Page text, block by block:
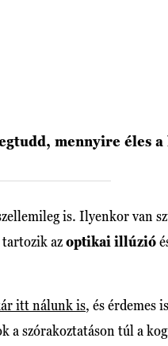
mennyire éles a
is. Ilyenkor van
azoptikai illúzió
itt nálunk is, és érdemes
a szórakoztatáson túl a